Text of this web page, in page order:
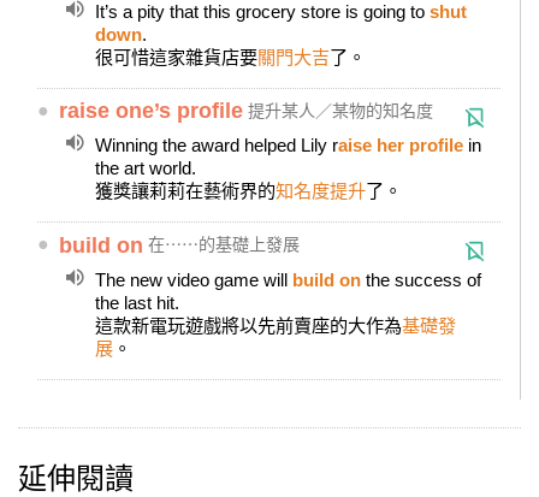
It’s a pity that this grocery store is going to shut
down.
很可惜這家雜貨店要關門大吉了。
● raise one’s profile 提升某人／某物的知名度
Winning the award helped Lily raise her profile in
the art world.
獲獎讓莉莉在藝術界的知名度提升了。
● build on 在⋯⋯的基礎上發展
The new video game will build on the success of
the last hit.
這款新電玩遊戲將以先前賣座的大作為基礎發
展 。
延伸閱讀